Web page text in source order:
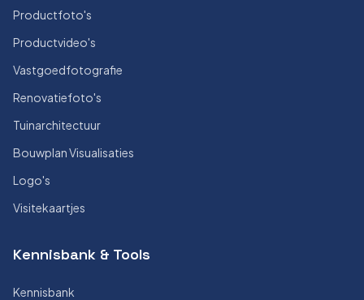
Productfoto's
Productvideo's
Vastgoedfotografie
Renovatiefoto's
Tuinarchitectuur
Bouwplan Visualisaties
Logo's
Visitekaartjes
Kennisbank & Tools
Kennisbank